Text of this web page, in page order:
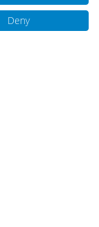
Deny